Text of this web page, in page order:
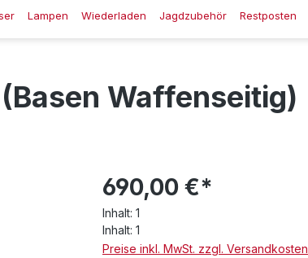
Lampen Wiederladen Jagdzubehör Restposten
Waffenseitig)
690,00 €*
Inhalt: 1
Inhalt: 1
Preise inkl. MwSt. zzgl. Versandkosten